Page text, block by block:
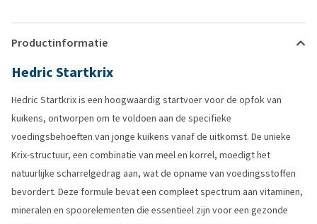
Productinformatie
Hedric Startkrix
Hedric Startkrix is een hoogwaardig startvoer voor de opfok van
kuikens, ontworpen om te voldoen aan de specifieke
voedingsbehoeften van jonge kuikens vanaf de uitkomst. De unieke
Krix-structuur, een combinatie van meel en korrel, moedigt het
natuurlijke scharrelgedrag aan, wat de opname van voedingsstoffen
bevordert. Deze formule bevat een compleet spectrum aan vitaminen,
mineralen en spoorelementen die essentieel zijn voor een gezonde